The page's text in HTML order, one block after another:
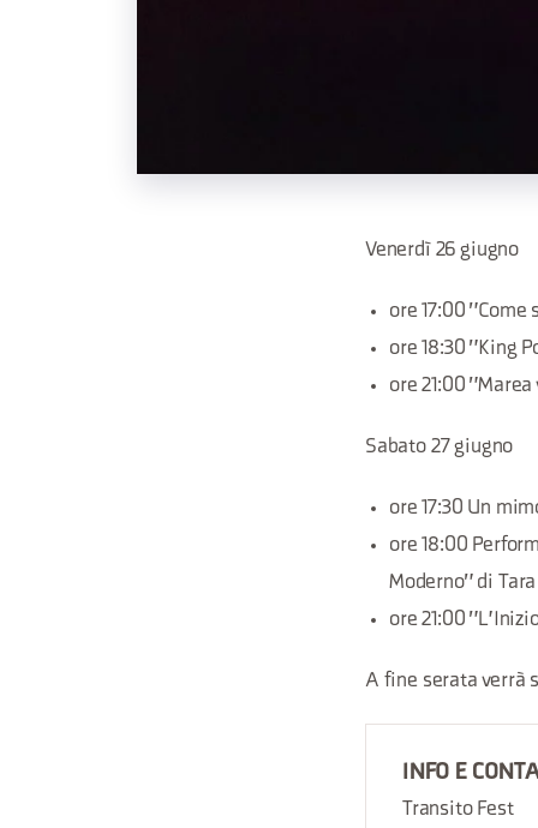
Venerdì 26 giugno
ore 17:00 "Come
ore 18:30 "King
ore 21:00
Sabato 27 giugno
ore 17:30 Un
ore 18:00
Moderno" di
ore 21:00
A fine serata verrà
INFO E
Transito Fest